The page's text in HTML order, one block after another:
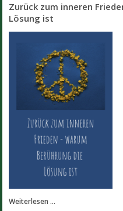
Zurück zum inneren
Lösung ist
Weiterlesen ...